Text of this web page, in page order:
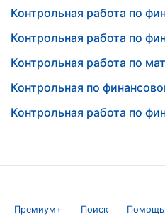
Контрольная работа по
Контрольная работа по
Контрольная работа по
Контрольная по
Контрольная работа по
Премиум+ Поиск Помощь